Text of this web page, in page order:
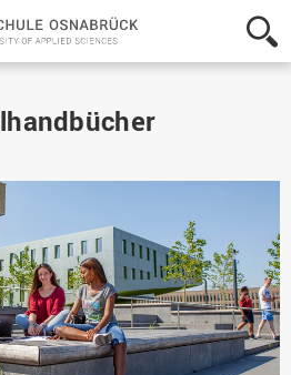
Hochschule
Osnabrück
-